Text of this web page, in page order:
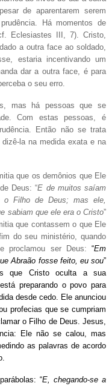
de aparentarem serem
Há momentos de
Eclesiastes III, 7). Cristo,
a outra face ao soldado,
estaria incentivando um
dar a outra face, é para
o seu erro.
mas há pessoas que se
Com estas pessoas, é
Então não se trata
dizê-la na medida exata e na
que os demônios que Ele
Deus: “E de muitos saíam
o Filho de Deus; mas ele,
sabiam que ele era o Cristo”
que contassem o que Ele
do seu ministério, quando
proclamou ser Deus: “Em
Abraão fosse feito, eu sou”
que Cristo oculta a sua
preparando o povo para
desde cedo. Ele anunciou
profecias que se cumpriam
o Filho de Deus. Jesus,
Ele não se calou, mas
as palavras de acordo
“E, chegando-se a